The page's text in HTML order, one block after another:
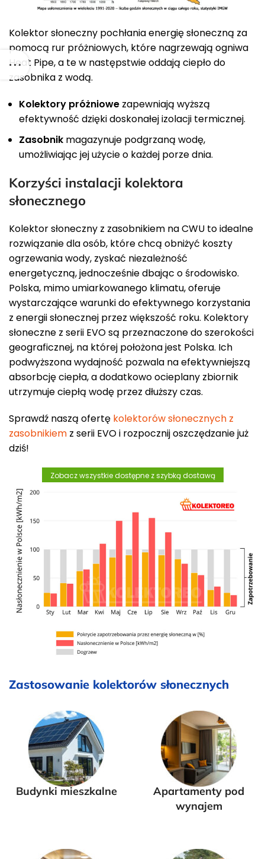
Kolektor słoneczny pochłania energię słoneczną za
pomocą rur próżniowych, które nagrzewają ogniwa
Heat Pipe, a te w następstwie oddają ciepło do
zasobnika z wodą.
Kolektory próżniowe zapewniają wyższą
efektywność dzięki doskonałej izolacji termicznej.
Zasobnik magazynuje podgrzaną wodę,
umożliwiając jej użycie o każdej porze dnia.
Korzyści instalacji kolektora
słonecznego
Kolektor słoneczny z zasobnikiem na CWU to idealne
rozwiązanie dla osób, które chcą obniżyć koszty
ogrzewania wody, zyskać niezależność
energetyczną, jednocześnie dbając o środowisko.
Polska, mimo umiarkowanego klimatu, oferuje
wystarczające warunki do efektywnego korzystania
z energii słonecznej przez większość roku. Kolektory
słoneczne z serii EVO są przeznaczone do szerokości
geograficznej, na której położona jest Polska. Ich
podwyższona wydajność pozwala na efektywniejszą
absorbcję ciepła, a dodatkowo ocieplany zbiornik
utrzymuje ciepłą wodę przez dłuższy czas.
Sprawdź naszą ofertę kolektorów słonecznych z
zasobnikiem z serii EVO i rozpocznij oszczędzanie już
dziś!
Zobacz wszystkie dostępne z szybką dostawą
Zastosowanie kolektorów słonecznych
Budynki mieszkalne
Apartamenty pod
wynajem